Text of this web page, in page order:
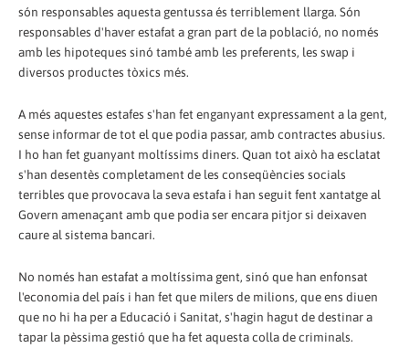
són responsables aquesta gentussa és terriblement llarga. Són
responsables d'haver estafat a gran part de la població, no només
amb les hipoteques sinó també amb les preferents, les swap i
diversos productes tòxics més.
A més aquestes estafes s'han fet enganyant expressament a la gent,
sense informar de tot el que podia passar, amb contractes abusius.
I ho han fet guanyant moltíssims diners. Quan tot això ha esclatat
s'han desentès completament de les conseqüències socials
terribles que provocava la seva estafa i han seguit fent xantatge al
Govern amenaçant amb que podia ser encara pitjor si deixaven
caure al sistema bancari.
No només han estafat a moltíssima gent, sinó que han enfonsat
l'economia del país i han fet que milers de milions, que ens diuen
que no hi ha per a Educació i Sanitat, s'hagin hagut de destinar a
tapar la pèssima gestió que ha fet aquesta colla de criminals.